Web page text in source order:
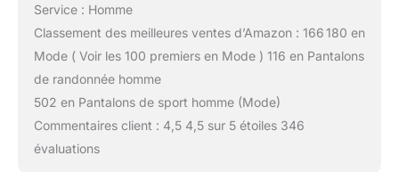
Service : Homme
Classement des meilleures ventes d’Amazon : 166 180 en
Mode ( Voir les 100 premiers en Mode ) 116 en Pantalons
de randonnée homme
502 en Pantalons de sport homme (Mode)
Commentaires client : 4,5 4,5 sur 5 étoiles 346
évaluations